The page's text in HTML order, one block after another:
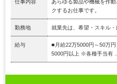
仕事内容
あらゆる製品や機械を作
クするお仕事です。
勤務地 就業先は、希望・スキル・
給与
■月給22万5000円～50万
5000円以上 ※各種手当有 ...